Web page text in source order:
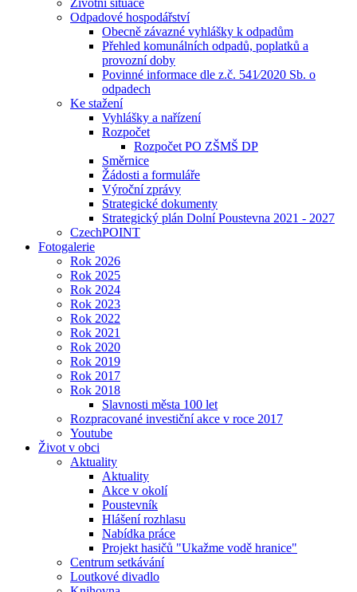
Životní situace
Odpadové hospodářství
Obecně závazné vyhlášky k odpadům
Přehled komunálních odpadů, poplatků a
provozní doby
Povinné informace dle z.č. 541⁄2020 Sb. o
odpadech
Ke stažení
Vyhlášky a nařízení
Rozpočet
Rozpočet PO ZŠMŠ DP
Směrnice
Žádosti a formuláře
Výroční zprávy
Strategické dokumenty
Strategický plán Dolní Poustevna 2021 - 2027
CzechPOINT
Fotogalerie
Rok 2026
Rok 2025
Rok 2024
Rok 2023
Rok 2022
Rok 2021
Rok 2020
Rok 2019
Rok 2017
Rok 2018
Slavnosti města 100 let
Rozpracované investiční akce v roce 2017
Youtube
Život v obci
Aktuality
Aktuality
Akce v okolí
Poustevník
Hlášení rozhlasu
Nabídka práce
Projekt hasičů "Ukažme vodě hranice"
Centrum setkávání
Loutkové divadlo